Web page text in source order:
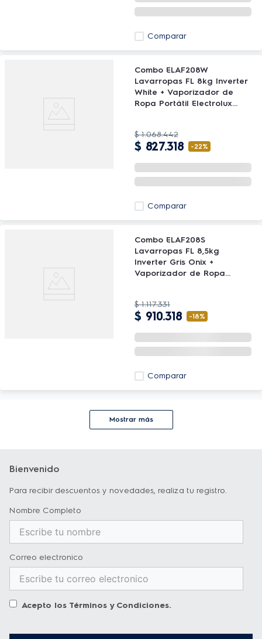
Comparar
Combo ELAF208W
Lavarropas FL 8kg Inverter
White + Vaporizador de
Ropa Portátil Electrolux
$ 1.068.442
$ 827.318 -22%
Comparar
Combo ELAF208S
Lavarropas FL 8,5kg
Inverter Gris Onix +
Vaporizador de Ropa
$ 1.117.331
$ 910.318 -18%
Comparar
Mostrar más
Bienvenido
Para recibir descuentos y novedades, realiza tu registro.
Nombre Completo
Correo electronico
Acepto los Términos y Condiciones.